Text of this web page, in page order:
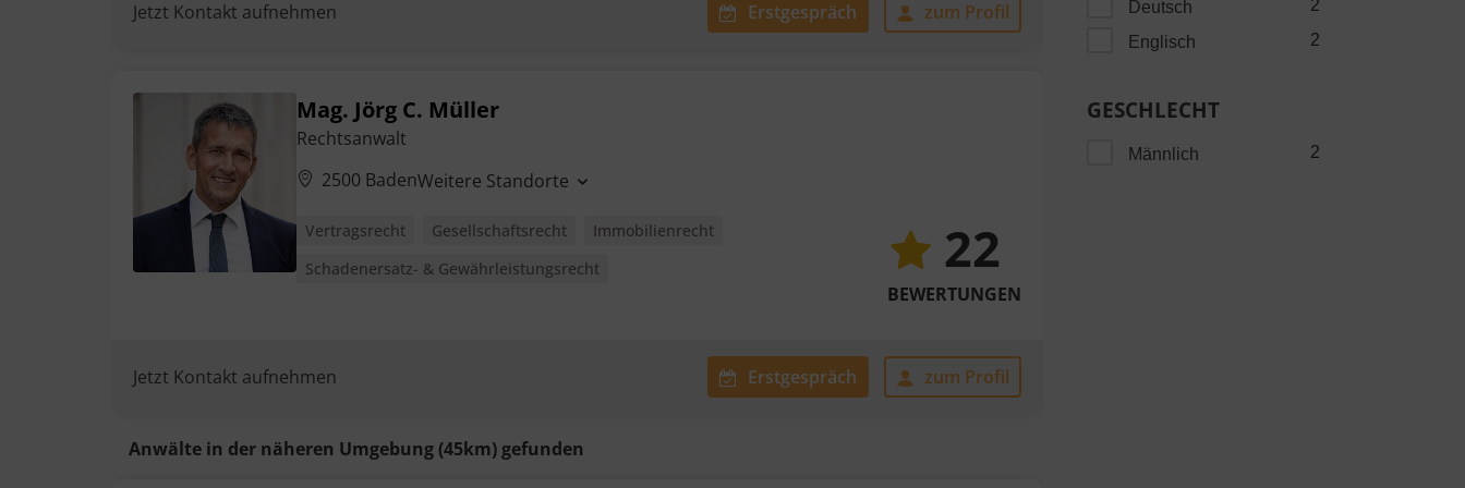
Jetzt Kontakt aufnehmen Erstgespräch zum Profil
Mag. Jörg C. Müller
Rechtsanwalt
2500 BadenWeitere Standorte
Vertragsrecht Gesellschaftsrecht
Immobilienrecht
Schadenersatz- & Gewährleistungsrecht
22
BEWERTUNGEN
Jetzt Kontakt aufnehmen Erstgespräch zum Profil
Anwälte in der näheren Umgebung (45km) gefunden
Deutsch
2
Englisch
2
GESCHLECHT
Männlich 2